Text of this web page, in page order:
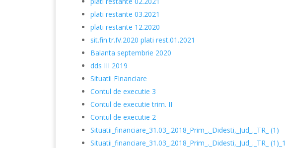
plati restante 03.2021
plati restante 12.2020
sit.fin.tr.IV.2020 plati rest.01.2021
Balanta septembrie 2020
dds III 2019
Situatii FInanciare
Contul de executie 3
Contul de executie trim. II
Contul de executie 2
Situatii_financiare_31.03_.2018_Prim_._Didesti,_Jud_._TR_ (1)
Situatii_financiare_31.03_.2018_Prim_._Didesti,_Jud_._TR_ (1)_1